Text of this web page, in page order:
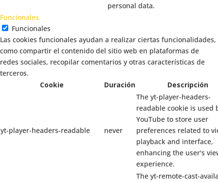
personal data.
Funcionales
Funcionales
Las cookies funcionales ayudan a realizar ciertas funcionalidades,
como compartir el contenido del sitio web en plataformas de
redes sociales, recopilar comentarios y otras características de
terceros.
Cookie
Duración Descripción
yt-player-headers-readable never
The yt-player-headers-
readable cookie is used
YouTube to store user
preferences related to
playback and interface,
enhancing the user's
experience.
The yt-remote-cast-